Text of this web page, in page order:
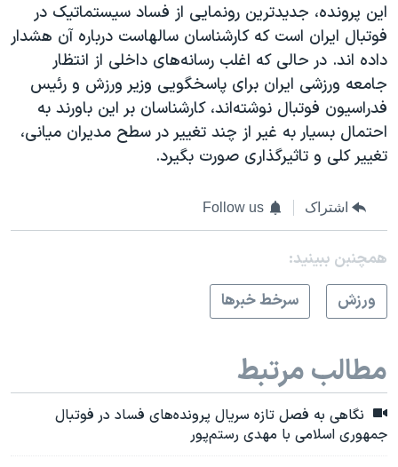
این پرونده، جدیدترین رونمایی از فساد سیستماتیک در
فوتبال ایران است که کارشناسان سالهاست درباره آن هشدار
داده اند. در حالی که اغلب رسانه‌های داخلی از انتظار
جامعه ورزشی ایران برای پاسخگویی وزیر ورزش و رئیس
فدراسیون فوتبال نوشته‌اند، کارشناسان بر این باورند به
احتمال بسیار به غیر از چند تغییر در سطح مدیران میانی،
تغییر کلی و تاثیرگذاری صورت بگیرد.
اشتراک Follow us
همچنبن ببینید:
ورزش
سرخط خبرها
مطالب مرتبط
نگاهی به فصل تازه سریال پرونده‌های فساد در فوتبال
جمهوری اسلامی با مهدی رستم‌پور